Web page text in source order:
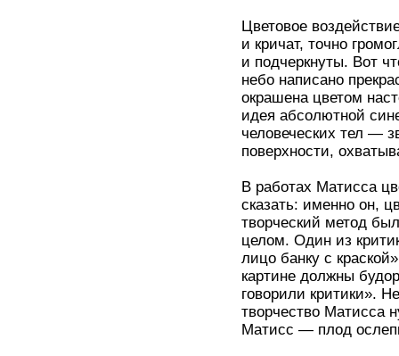
Цветовое
и кричат, точно
и подчеркнуты. Вот
небо написано
окрашена цветом
идея абсолютной
человеческих тел —
поверхности,
В работах Матисса
сказать: именно он,
творческий метод
целом. Один из
лицо банку с
картине должны
говорили критики».
творчество Матисса
Матисс — плод